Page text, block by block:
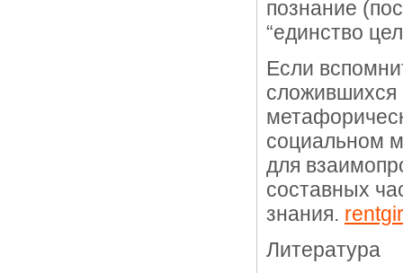
познание
“единство
Если
сложившихся
социальном
для
составных
знания.
Литература